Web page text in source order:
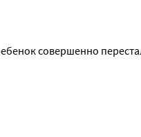
совершенно